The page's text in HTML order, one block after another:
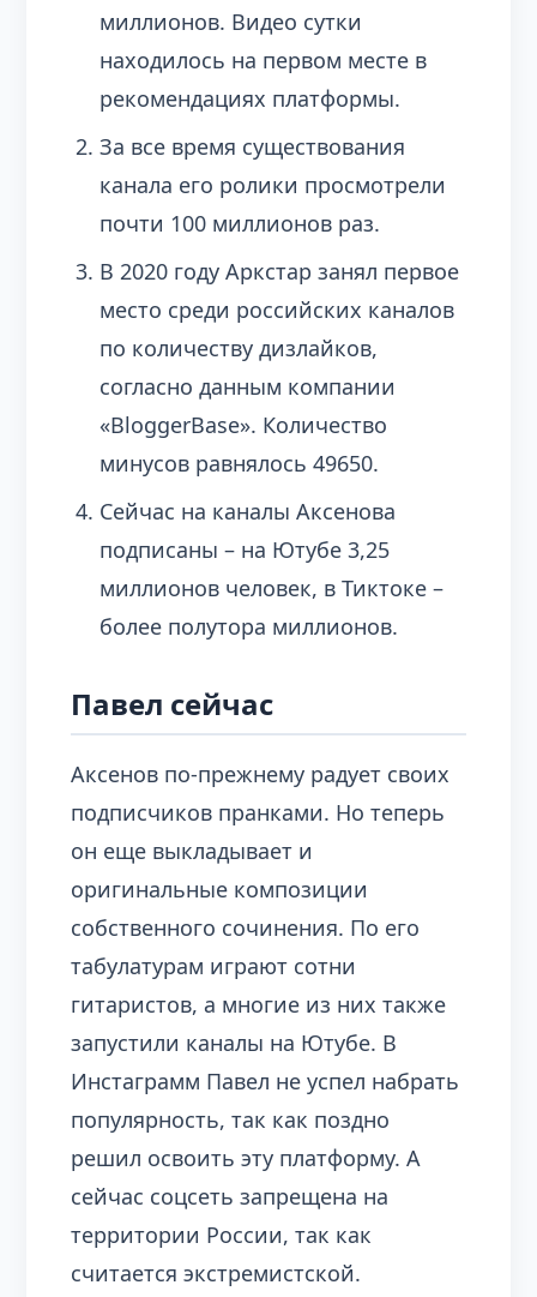
миллионов. Видео сутки
находилось на первом месте в
рекомендациях платформы.
За все время существования
канала его ролики просмотрели
почти 100 миллионов раз.
В 2020 году Аркстар занял первое
место среди российских каналов
по количеству дизлайков,
согласно данным компании
«BloggerBase». Количество
минусов равнялось 49650.
Сейчас на каналы Аксенова
подписаны – на Ютубе 3,25
миллионов человек, в Тиктоке –
более полутора миллионов.
Павел сейчас
Аксенов по-прежнему радует своих
подписчиков пранками. Но теперь
он еще выкладывает и
оригинальные композиции
собственного сочинения. По его
табулатурам играют сотни
гитаристов, а многие из них также
запустили каналы на Ютубе. В
Инстаграмм Павел не успел набрать
популярность, так как поздно
решил освоить эту платформу. А
сейчас соцсеть запрещена на
территории России, так как
считается экстремистской.